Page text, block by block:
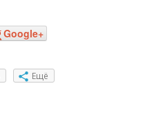
Google+
Ещё